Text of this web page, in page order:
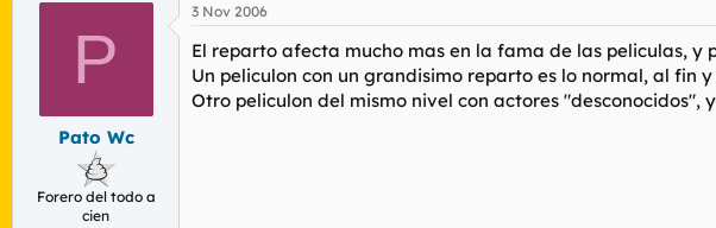
P
Pato Wc
Forero del todo a
cien
3 Nov 2006
El reparto afecta mucho mas en la fama de las peliculas,
Un peliculon con un grandisimo reparto es lo normal, al fin
Otro peliculon del mismo nivel con actores